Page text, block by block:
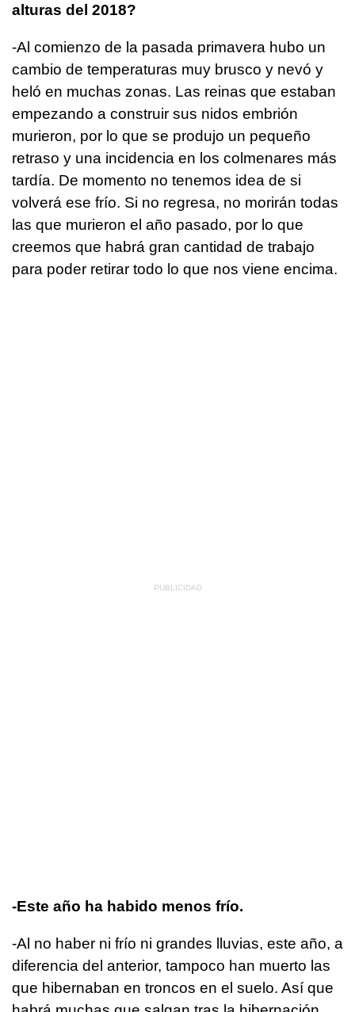
alturas del 2018?
-Al comienzo de la pasada primavera hubo un
cambio de temperaturas muy brusco y nevó y
heló en muchas zonas. Las reinas que estaban
empezando a construir sus nidos embrión
murieron, por lo que se produjo un pequeño
retraso y una incidencia en los colmenares más
tardía. De momento no tenemos idea de si
volverá ese frío. Si no regresa, no morirán todas
las que murieron el año pasado, por lo que
creemos que habrá gran cantidad de trabajo
para poder retirar todo lo que nos viene encima.
-Este año ha habido menos frío.
-Al no haber ni frío ni grandes lluvias, este año, a
diferencia del anterior, tampoco han muerto las
que hibernaban en troncos en el suelo. Así que